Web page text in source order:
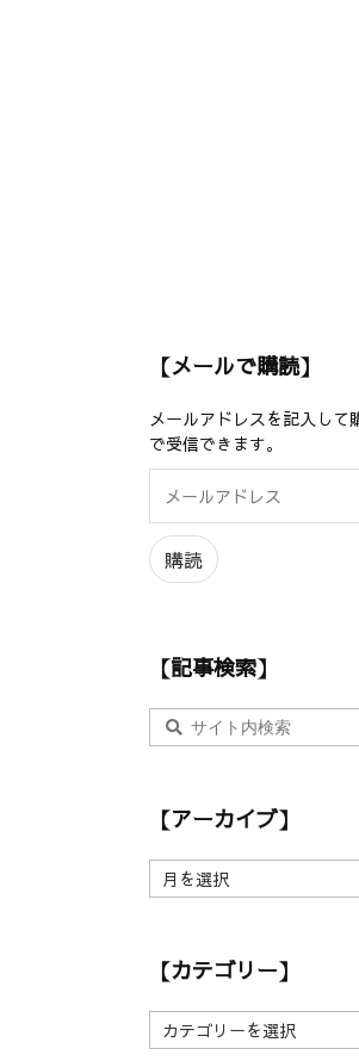
【メールで購読】
メールアドレスを記入して
で受信できます。
ル
ア
ド
購読
【記事検索】
【アーカイブ】
ア
イ
】
【カテゴリー】
【
カ